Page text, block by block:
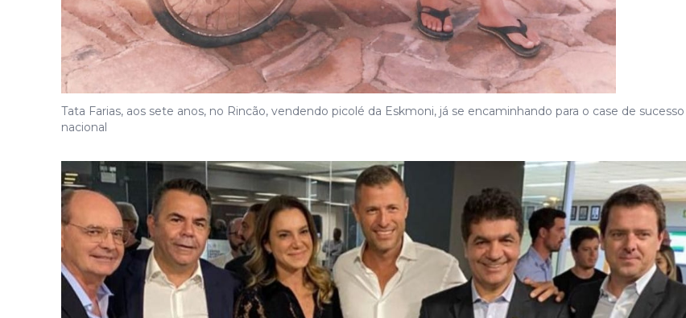
Tata Farias, aos sete anos, no Rincão, vendendo picolé da Eskmoni, já se encaminhando para o case de sucesso
nacional